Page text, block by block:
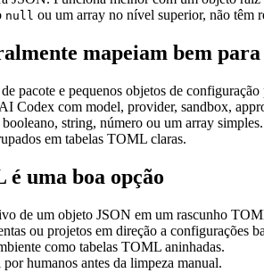
null ou um array no nível superior, não têm
mapeiam bem
pacote e pequenos objetos de
Codex com model, provider, sandbox,
string, número ou um array simples.
em tabelas TOML claras.
uma boa opção
de um objeto JSON em um rascunho
ou projetos em direção a configurações
como tabelas TOML aninhadas.
humanos antes da limpeza manual.